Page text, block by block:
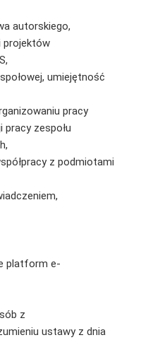
autorskiego,
projektów
umiejętność
pracy
zespołu
z podmiotami
platform e-
z
ustawy z dnia